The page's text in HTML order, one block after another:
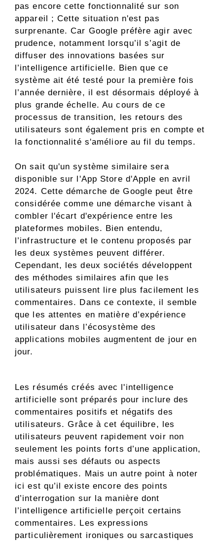
pas encore cette fonctionnalité sur son
appareil ; Cette situation n'est pas
surprenante. Car Google préfère agir avec
prudence, notamment lorsqu’il s’agit de
diffuser des innovations basées sur
l’intelligence artificielle. Bien que ce
système ait été testé pour la première fois
l’année dernière, il est désormais déployé à
plus grande échelle. Au cours de ce
processus de transition, les retours des
utilisateurs sont également pris en compte et
la fonctionnalité s'améliore au fil du temps.
On sait qu'un système similaire sera
disponible sur l'App Store d'Apple en avril
2024. Cette démarche de Google peut être
considérée comme une démarche visant à
combler l'écart d'expérience entre les
plateformes mobiles. Bien entendu,
l’infrastructure et le contenu proposés par
les deux systèmes peuvent différer.
Cependant, les deux sociétés développent
des méthodes similaires afin que les
utilisateurs puissent lire plus facilement les
commentaires. Dans ce contexte, il semble
que les attentes en matière d’expérience
utilisateur dans l’écosystème des
applications mobiles augmentent de jour en
jour.
Les résumés créés avec l'intelligence
artificielle sont préparés pour inclure des
commentaires positifs et négatifs des
utilisateurs. Grâce à cet équilibre, les
utilisateurs peuvent rapidement voir non
seulement les points forts d’une application,
mais aussi ses défauts ou aspects
problématiques. Mais un autre point à noter
ici est qu’il existe encore des points
d’interrogation sur la manière dont
l’intelligence artificielle perçoit certains
commentaires. Les expressions
particulièrement ironiques ou sarcastiques